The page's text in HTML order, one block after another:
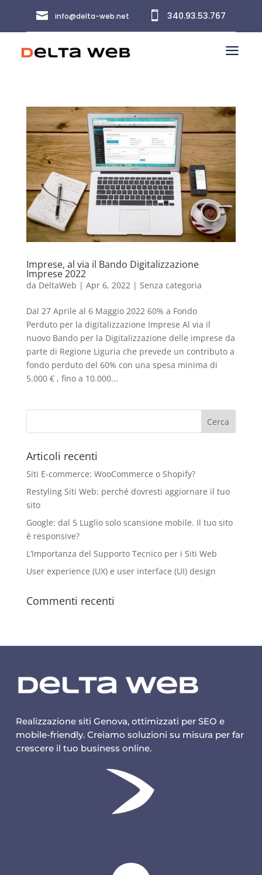
a
 info@delta-web.net  340.93.53.767
Imprese, al via il Bando Digitalizzazione
Imprese 2022
da DeltaWeb | Apr 6, 2022| Senza categoria
Dal 27 Aprile al 6 Maggio 2022 60% a Fondo
Perduto per la digitalizzazione Imprese Al via il
nuovo Bando per la Digitalizzazione delle imprese da
parte di Regione Liguria che prevede un contributo a
fondo perduto del 60% con una spesa minima di
5.000 € , fino a 10.000...
Articoli recenti
Siti E-commerce: WooCommerce o Shopify?
Restyling Siti Web: perché dovresti aggiornare il tuo
sito
Google: dal 5 Luglio solo scansione mobile. Il tuo sito
è responsive?
L’Importanza del Supporto Tecnico per i Siti Web
User experience (UX) e user interface (UI) design
Commenti recenti
Realizzazione siti Genova, ottimizzati per SEO e
mobile-friendly. Creiamo soluzioni su misura per far
crescere il tuo business online.